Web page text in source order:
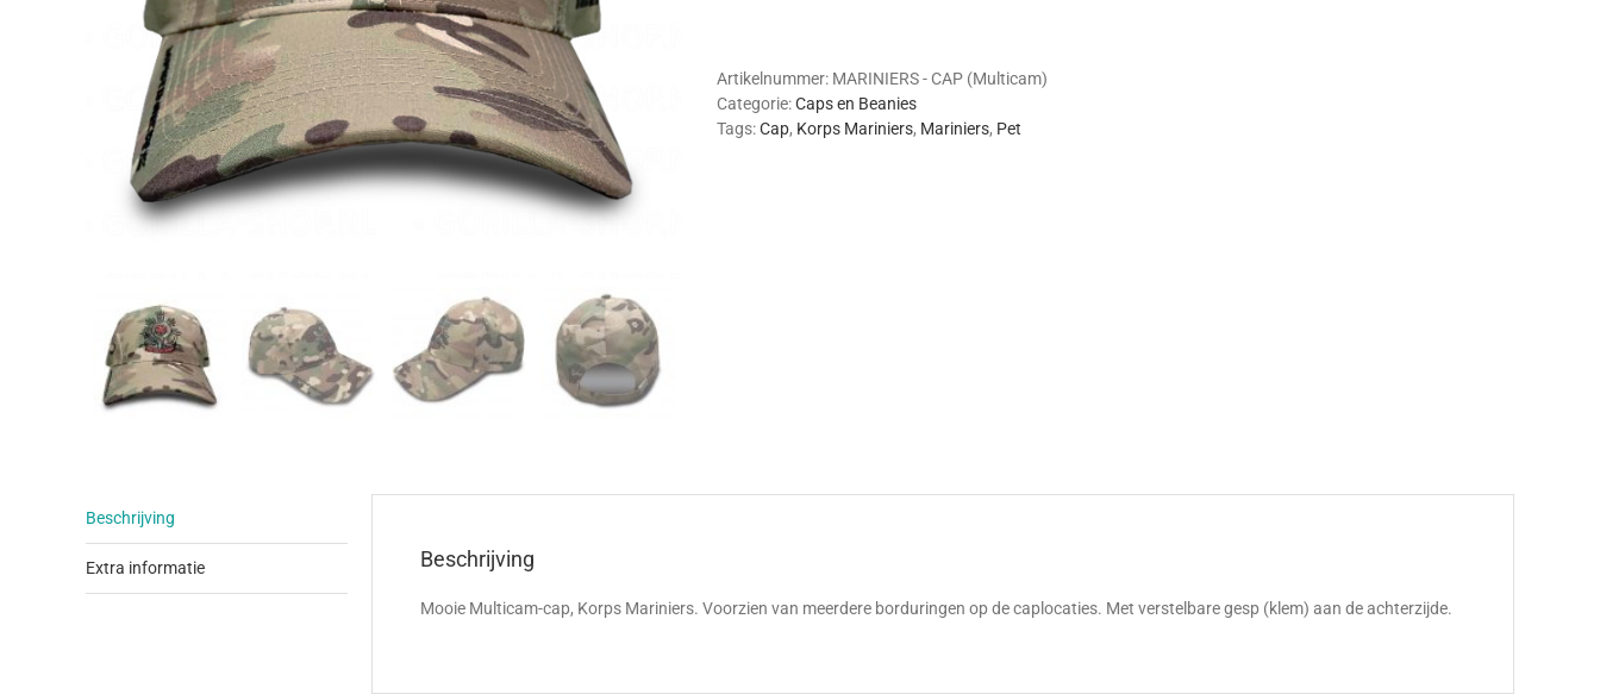
aantal
Artikelnummer: MARINIERS - CAP (Multicam)
Categorie:Caps en Beanies
Tags:Cap, Korps Mariniers, Mariniers, Pet
Beschrijving
Extra informatie Beschrijving
Mooie Multicam-cap, Korps Mariniers. Voorzien van meerdere borduringen op de caplocaties. Met verstelbare gesp (klem) aan de achterzijde.